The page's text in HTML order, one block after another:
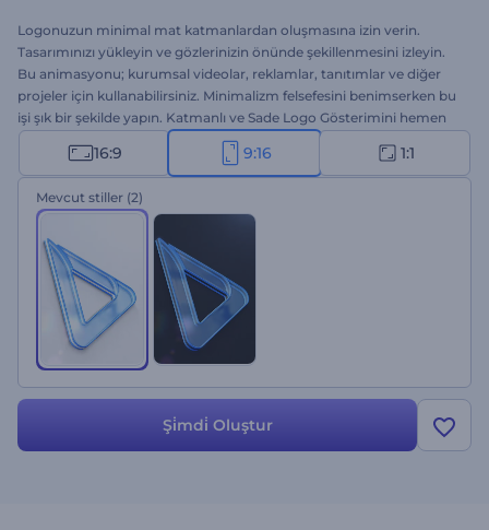
Logonuzun minimal mat katmanlardan oluşmasına izin verin.
Tasarımınızı yükleyin ve gözlerinizin önünde şekillenmesini izleyin.
Bu animasyonu; kurumsal videolar, reklamlar, tanıtımlar ve diğer
projeler için kullanabilirsiniz. Minimalizm felsefesini benimserken bu
işi şık bir şekilde yapın. Katmanlı ve Sade Logo Gösterimini hemen
16:9 9:16 1:1
Mevcut stiller (2)
Şi̇mdi̇ Oluştur